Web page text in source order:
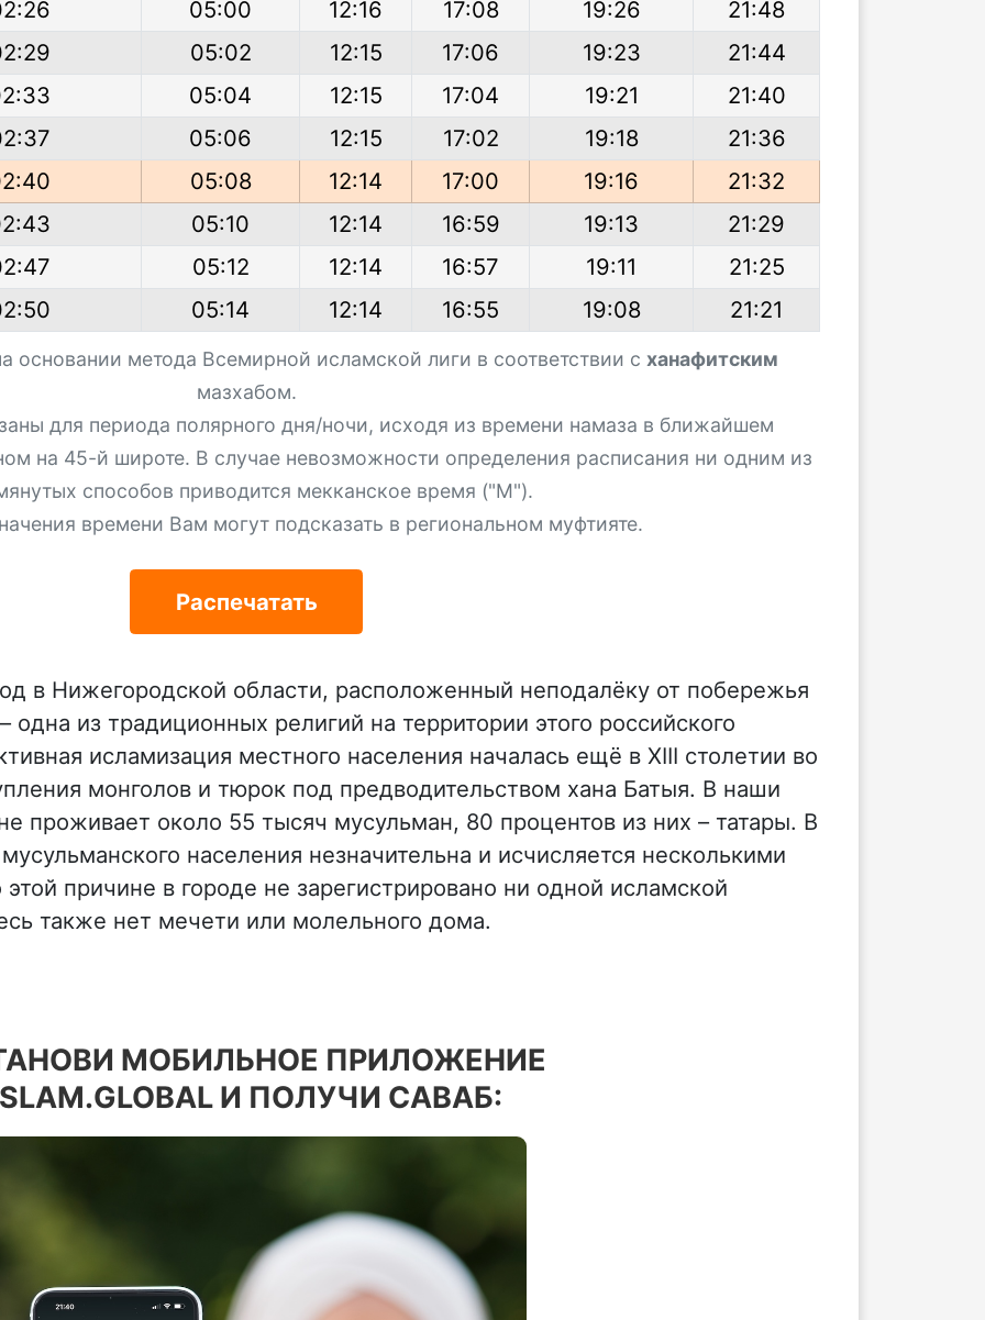
05:00 12:16 17:08 19:26
21:48
05:02 12:15 17:06 19:23
21:44
05:04 12:15 17:04 19:21
21:40
05:06 12:15 17:02 19:18
21:36
05:08 12:14 17:00 19:16
21:32
05:10 12:14 16:59 19:13
21:29
05:12 12:14 16:57 19:11
21:25
05:14 12:14 16:55 19:08 21:21
основании метода Всемирной исламской лиги в соответствии с ханафитским
мазхабом.
для периода полярного дня/ночи, исходя из времени намаза в ближайшем
на 45-й широте. В случае невозможности определения расписания ни одним из
способов приводится мекканское время ("М").
времени Вам могут подсказать в региональном муфтияте.
Распечатать
в Нижегородской области, расположенный неподалёку от побережья
одна из традиционных религий на территории этого российского
исламизация местного населения началась ещё в XIII столетии во
монголов и тюрок под предводительством хана Батыя. В наши
проживает около 55 тысяч мусульман, 80 процентов из них – татары. В
населения незначительна и исчисляется несколькими
причине в городе не зарегистрировано ни одной исламской
также нет мечети или молельного дома.
МОБИЛЬНОЕ ПРИЛОЖЕНИЕ
И ПОЛУЧИ САВАБ: